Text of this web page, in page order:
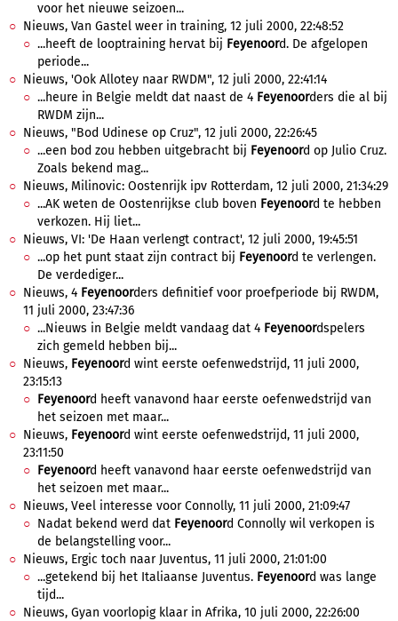
voor het nieuwe seizoen...
Nieuws, Van Gastel weer in training, 12 juli 2000, 22:48:52
...heeft de looptraining hervat bij Feyenoord. De afgelopen
periode...
Nieuws, 'Ook Allotey naar RWDM", 12 juli 2000, 22:41:14
...heure in Belgie meldt dat naast de 4 Feyenoorders die al bij
RWDM zijn...
Nieuws, "Bod Udinese op Cruz", 12 juli 2000, 22:26:45
...een bod zou hebben uitgebracht bij Feyenoord op Julio Cruz.
Zoals bekend mag...
Nieuws, Milinovic: Oostenrijk ipv Rotterdam, 12 juli 2000, 21:34:29
...AK weten de Oostenrijkse club boven Feyenoord te hebben
verkozen. Hij liet...
Nieuws, VI: 'De Haan verlengt contract', 12 juli 2000, 19:45:51
...op het punt staat zijn contract bij Feyenoord te verlengen.
De verdediger...
Nieuws, 4 Feyenoorders definitief voor proefperiode bij RWDM,
11 juli 2000, 23:47:36
...Nieuws in Belgie meldt vandaag dat 4 Feyenoordspelers
zich gemeld hebben bij...
Nieuws, Feyenoord wint eerste oefenwedstrijd, 11 juli 2000,
23:15:13
Feyenoord heeft vanavond haar eerste oefenwedstrijd van
het seizoen met maar...
Nieuws, Feyenoord wint eerste oefenwedstrijd, 11 juli 2000,
23:11:50
Feyenoord heeft vanavond haar eerste oefenwedstrijd van
het seizoen met maar...
Nieuws, Veel interesse voor Connolly, 11 juli 2000, 21:09:47
Nadat bekend werd dat Feyenoord Connolly wil verkopen is
de belangstelling voor...
Nieuws, Ergic toch naar Juventus, 11 juli 2000, 21:01:00
...getekend bij het Italiaanse Juventus. Feyenoord was lange
tijd...
Nieuws, Gyan voorlopig klaar in Afrika, 10 juli 2000, 22:26:00